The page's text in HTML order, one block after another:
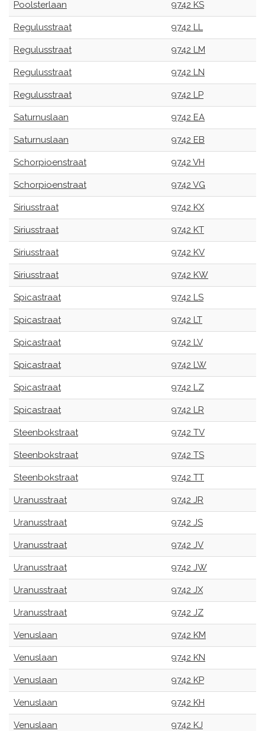
Poolsterlaan 9742 KS
Regulusstraat 9742 LL
Regulusstraat 9742 LM
Regulusstraat 9742 LN
Regulusstraat 9742 LP
Saturnuslaan 9742 EA
Saturnuslaan 9742 EB
Schorpioenstraat 9742 VH
Schorpioenstraat 9742 VG
Siriusstraat 9742 KX
Siriusstraat 9742 KT
Siriusstraat 9742 KV
Siriusstraat 9742 KW
Spicastraat 9742 LS
Spicastraat 9742 LT
Spicastraat 9742 LV
Spicastraat 9742 LW
Spicastraat 9742 LZ
Spicastraat 9742 LR
Steenbokstraat 9742 TV
Steenbokstraat 9742 TS
Steenbokstraat 9742 TT
Uranusstraat 9742 JR
Uranusstraat 9742 JS
Uranusstraat 9742 JV
Uranusstraat 9742 JW
Uranusstraat 9742 JX
Uranusstraat 9742 JZ
Venuslaan 9742 KM
Venuslaan 9742 KN
Venuslaan 9742 KP
Venuslaan 9742 KH
Venuslaan 9742 KJ